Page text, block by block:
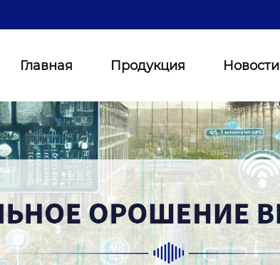
Главная Продукция Новости